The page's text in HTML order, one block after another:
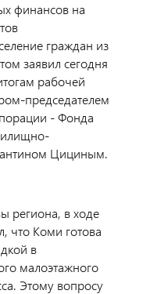
финансов на
граждан из
заявил сегодня
рабочей
председателем
- Фонда
Цициным.
региона, в ходе
что Коми готова
в
малоэтажного
Этому вопросу